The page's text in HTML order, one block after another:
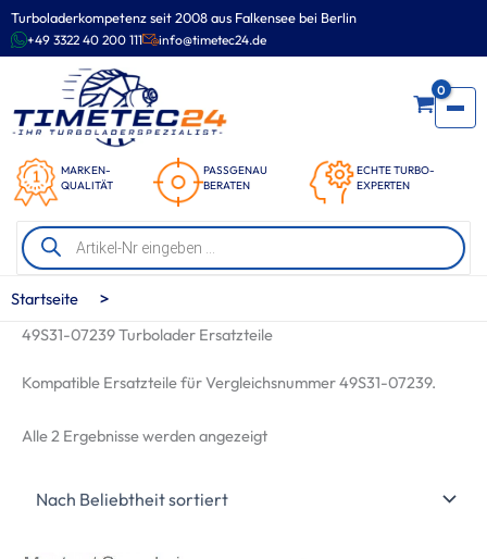
Turboladerkompetenz seit 2008 aus Falkensee bei Berlin
+49 3322 40 200 111 info@timetec24.de
MARKEN-
QUALITÄT
PASSGENAU
BERATEN
ECHTE TURBO-
EXPERTEN
0
Products
search
Zum
Inhalt
springen
Startseite >
49S31-07239 Turbolader Ersatzteile
Kompatible Ersatzteile für Vergleichsnummer 49S31-07239.
Alle 2 Ergebnisse werden angezeigtNach